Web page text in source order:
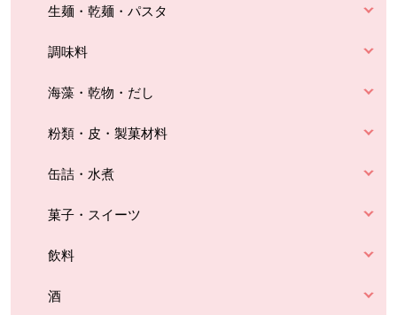
生麺・乾麺・パスタ
調味料
海藻・乾物・だし
粉類・皮・製菓材料
缶詰・水煮
菓子・スイーツ
飲料
酒